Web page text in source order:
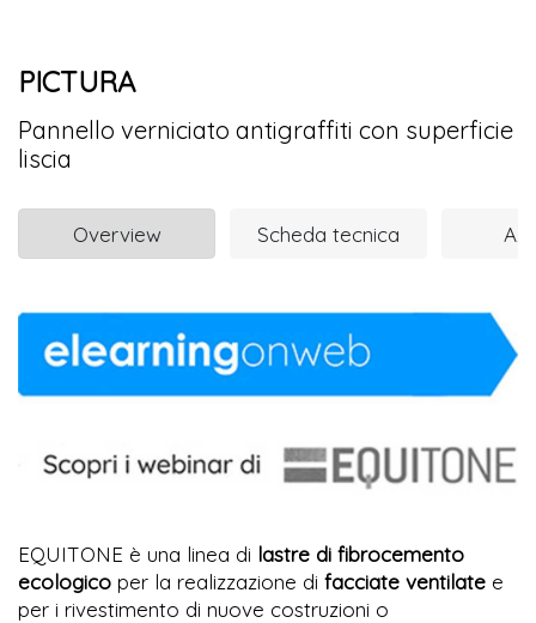
PICTURA
Pannello verniciato antigraffiti con superficie
liscia
Overview Scheda tecnica
EQUITONE è una linea di lastre di fibrocemento
ecologico per la realizzazione di facciate ventilate e
per i rivestimento di nuove costruzioni o